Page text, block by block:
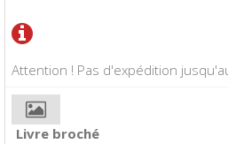
Attention ! Pas d'expédition
Livre broché